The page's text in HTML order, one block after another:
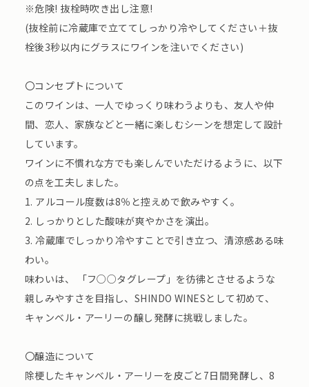
※危険! 抜栓時吹き出し注意!
(抜栓前に冷蔵庫で⽴ててしっかり冷やしてください＋抜
栓後3秒以内にグラスにワインを注いでください)
〇コンセプトについて
このワインは、⼀⼈でゆっくり味わうよりも、友人や仲
間、恋人、家族などと一緒に楽しむシーンを想定して設計
しています。
ワインに不慣れな⽅でも楽しんでいただけるように、以下
の点を⼯夫しました。
1. アルコール度数は8％と控えめで飲みやすく。
2. しっかりとした酸味が爽やかさを演出。
3. 冷蔵庫でしっかり冷やすことで引き⽴つ、清涼感ある味
わい。
味わいは、 「フ○○タグレープ」を彷彿とさせるような
親しみやすさを⽬指し、SHINDO WINESとして初めて、
キャンベル・アーリーの醸し発酵に挑戦しました。
〇醸造について
除梗したキャンベル・アーリーを⽪ごと7⽇間発酵し、8